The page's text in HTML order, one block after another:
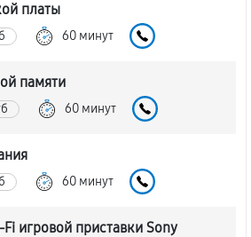
платы
60 минут
памяти
60 минут
60 минут
игровой приставки Sony